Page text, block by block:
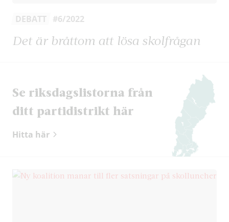
DEBATT #6/2022
Det är bråttom att lösa skolfrågan
Se riksdags­listorna från
ditt partidistrikt här
Hitta här